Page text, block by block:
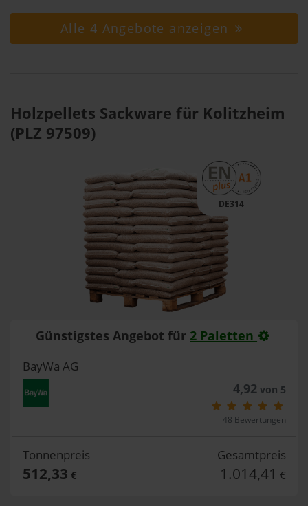
Alle 4 Angebote anzeigen
Holzpellets Sackware für Kolitzheim
(PLZ 97509)
DE314
Günstigstes Angebot für 2 Paletten
BayWa AG
4,92von 5
48 Bewertungen
Tonnenpreis
512,33 €
Gesamtpreis
1.014,41 €